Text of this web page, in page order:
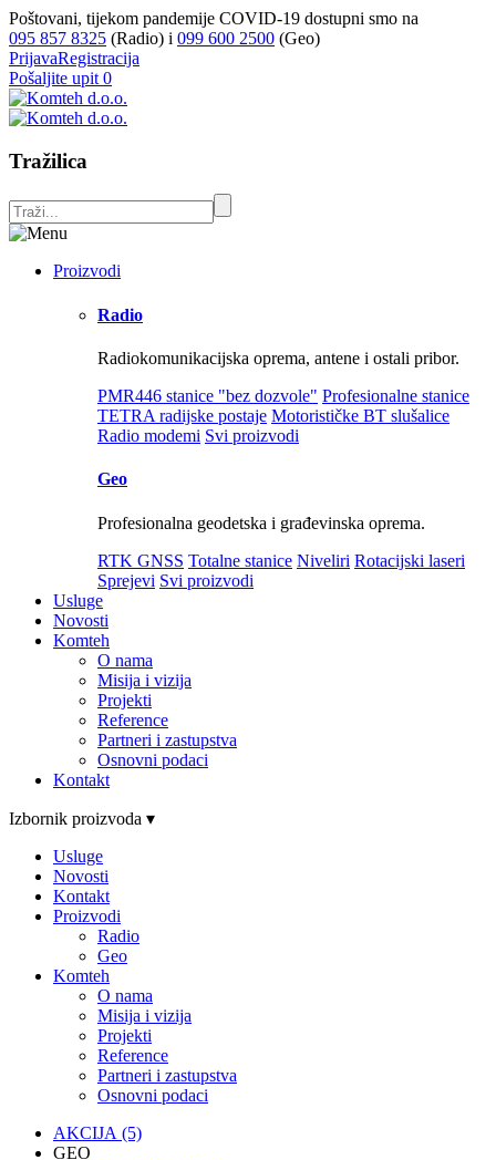
Poštovani, tijekom pandemije COVID-19 dostupni smo na
095 857 8325 (Radio) i 099 600 2500 (Geo)
PrijavaRegistracija
Pošaljite upit 0
Tražilica
Proizvodi
Radio
Radiokomunikacijska oprema, antene i ostali pribor.
PMR446 stanice "bez dozvole" Profesionalne stanice
TETRA radijske postaje Motorističke BT slušalice
Radio modemi Svi proizvodi
Geo
Profesionalna geodetska i građevinska oprema.
RTK GNSS Totalne stanice Niveliri Rotacijski laseri
Sprejevi Svi proizvodi
Usluge
Novosti
Komteh
O nama
Misija i vizija
Projekti
Reference
Partneri i zastupstva
Osnovni podaci
Kontakt
Izbornik proizvoda ▾
Usluge
Novosti
Kontakt
Proizvodi
Radio
Geo
Komteh
O nama
Misija i vizija
Projekti
Reference
Partneri i zastupstva
Osnovni podaci
AKCIJA (5)
GEO